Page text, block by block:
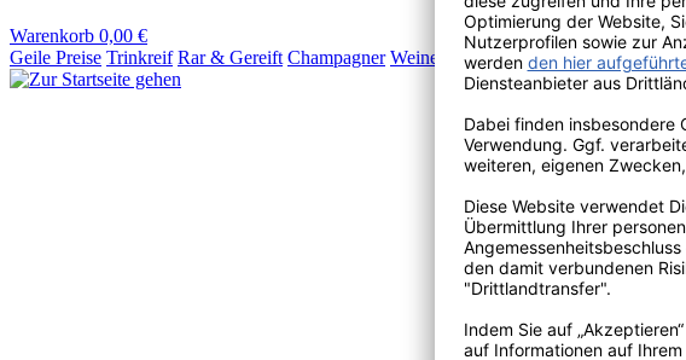
Warenkorb 0,00 €
Geile Preise Trinkreif Rar & Gereift Champagner Weine Wein & Mehr Edition